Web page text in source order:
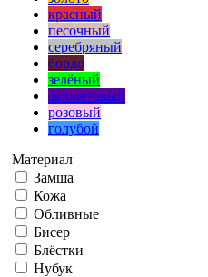
красный
песочный
серебряный
бордо
зелёный
фиолетовый
розовый
голубой
Материал
Замша
Кожа
Обливные
Бисер
Блёстки
Нубук